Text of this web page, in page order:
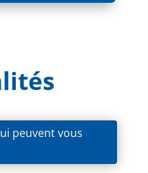
peuvent vous